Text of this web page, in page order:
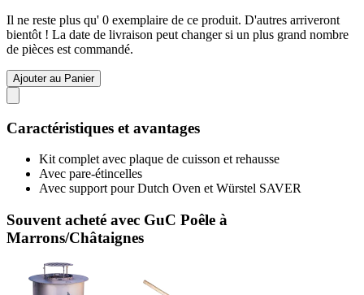
Il ne reste plus qu' 0 exemplaire de ce produit. D'autres arriveront
bientôt ! La date de livraison peut changer si un plus grand nombre
de pièces est commandé.
Ajouter au Panier
Caractéristiques et avantages
Kit complet avec plaque de cuisson et rehausse
Avec pare-étincelles
Avec support pour Dutch Oven et Würstel SAVER
Souvent acheté avec GuC Poêle à
Marrons/Châtaignes